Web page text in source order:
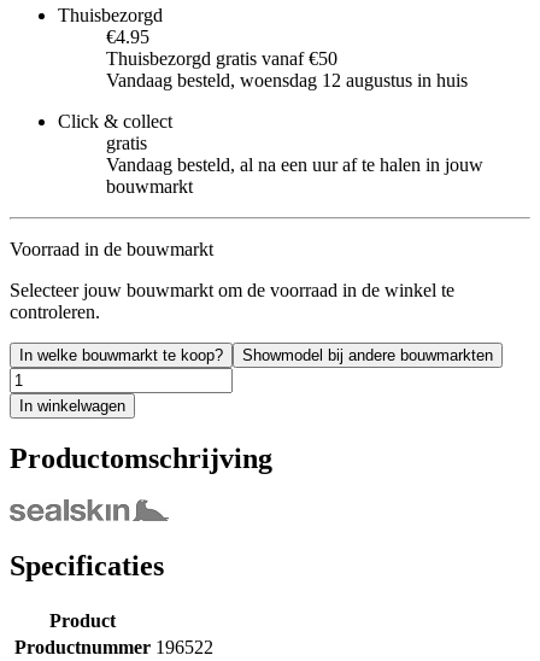
Thuisbezorgd
€4.95
Thuisbezorgd gratis vanaf €50
Vandaag besteld, woensdag 12 augustus in huis
Click & collect
gratis
Vandaag besteld, al na een uur af te halen in jouw
bouwmarkt
Voorraad in de bouwmarkt
Selecteer jouw bouwmarkt om de voorraad in de winkel te
controleren.
In welke bouwmarkt te koop? Showmodel bij andere bouwmarkten
In winkelwagen
Productomschrijving
Specificaties
Product
Productnummer 196522